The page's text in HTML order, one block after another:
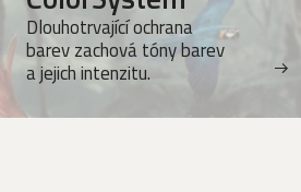
Dlouhotrvající ochrana
barev zachová tóny barev
a jejich intenzitu.